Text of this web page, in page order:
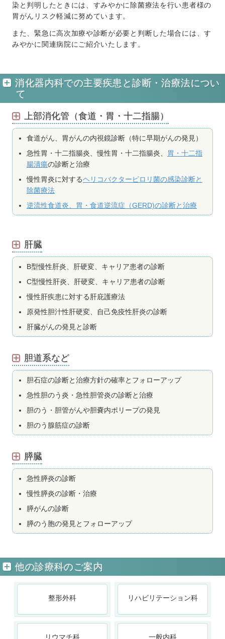
染と判明したときには、すみやかに除菌療法を行い患者様の
胃がんリスク軽減に努めています。
また、緊急に高次加療や診断が必要と判断した場合には、す
みやかに関連病院にご紹介いたします。
消化器内科での主要疾患と診断・治療法につい
て
上部消化管（食道・胃・十二指腸）
食道がん、胃がんの内視鏡診断（特に早期がんの発見）
急性胃・十二指腸炎、慢性胃・十二指腸炎、
胃・十二指
腸潰瘍の診断と治療
慢性胃炎に対するヘリコバクターピロリ菌の感染診断と
除菌療法
逆流性食道炎、胃・食道逆流症（GERD)の診断と治療
肝臓
B型慢性肝炎、肝硬変、キャリア患者の診断
C型慢性肝炎、肝硬変、キャリア患者の診断
慢性肝疾患に対する肝庇護療法
原発性胆汁性肝硬変、自己免疫性肝炎の診断
肝臓がんの発見と診断
胆道系など
胆石症の診断と治療方針の確率とフォローアップ
急性胆のう炎・急性胆管炎の診断と治療
胆のう・胆管がんや胆嚢内ポリープの発見
胆のう腺筋症の診断
膵臓
急性膵炎の診断
慢性膵炎の診断・治療
膵がんの診断
膵のう胞の発見とフォローアップ
他の診療科のご案内
整形外科 リハビリテーション科
リウマチ科 一般内科